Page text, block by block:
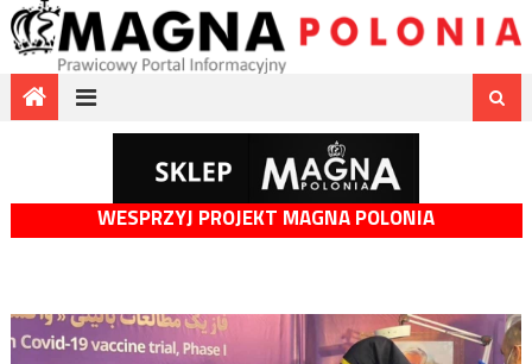
WESPRZYJ PROJEKT MAGNA POLONIA